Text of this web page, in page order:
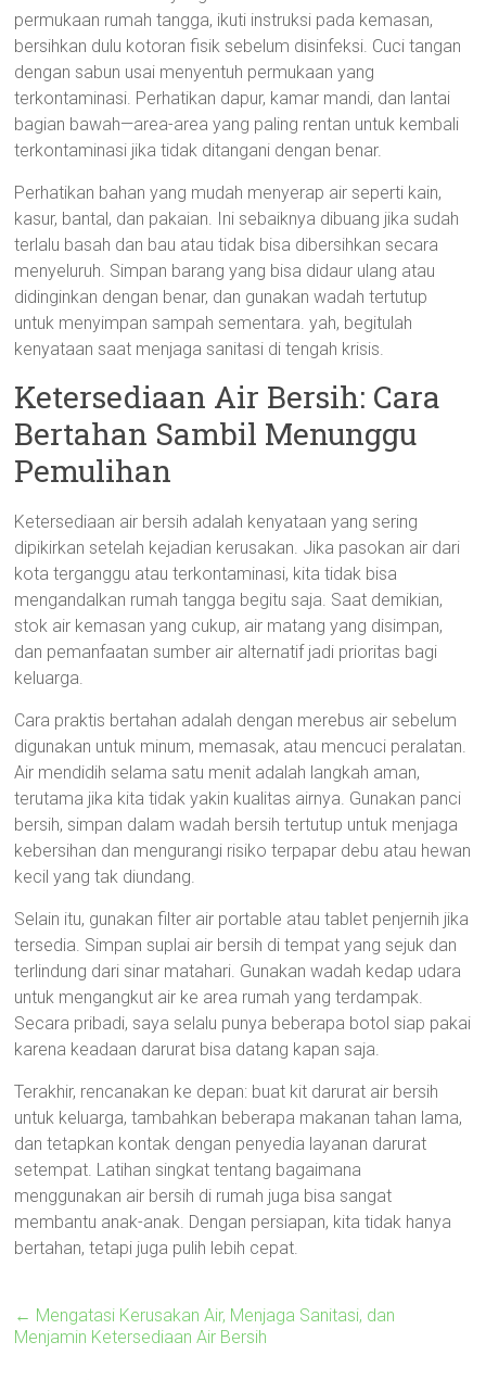
permukaan rumah tangga, ikuti instruksi pada kemasan,
bersihkan dulu kotoran fisik sebelum disinfeksi. Cuci tangan
dengan sabun usai menyentuh permukaan yang
terkontaminasi. Perhatikan dapur, kamar mandi, dan lantai
bagian bawah—area-area yang paling rentan untuk kembali
terkontaminasi jika tidak ditangani dengan benar.
Perhatikan bahan yang mudah menyerap air seperti kain,
kasur, bantal, dan pakaian. Ini sebaiknya dibuang jika sudah
terlalu basah dan bau atau tidak bisa dibersihkan secara
menyeluruh. Simpan barang yang bisa didaur ulang atau
didinginkan dengan benar, dan gunakan wadah tertutup
untuk menyimpan sampah sementara. yah, begitulah
kenyataan saat menjaga sanitasi di tengah krisis.
Ketersediaan Air Bersih: Cara
Bertahan Sambil Menunggu
Pemulihan
Ketersediaan air bersih adalah kenyataan yang sering
dipikirkan setelah kejadian kerusakan. Jika pasokan air dari
kota terganggu atau terkontaminasi, kita tidak bisa
mengandalkan rumah tangga begitu saja. Saat demikian,
stok air kemasan yang cukup, air matang yang disimpan,
dan pemanfaatan sumber air alternatif jadi prioritas bagi
keluarga.
Cara praktis bertahan adalah dengan merebus air sebelum
digunakan untuk minum, memasak, atau mencuci peralatan.
Air mendidih selama satu menit adalah langkah aman,
terutama jika kita tidak yakin kualitas airnya. Gunakan panci
bersih, simpan dalam wadah bersih tertutup untuk menjaga
kebersihan dan mengurangi risiko terpapar debu atau hewan
kecil yang tak diundang.
Selain itu, gunakan filter air portable atau tablet penjernih jika
tersedia. Simpan suplai air bersih di tempat yang sejuk dan
terlindung dari sinar matahari. Gunakan wadah kedap udara
untuk mengangkut air ke area rumah yang terdampak.
Secara pribadi, saya selalu punya beberapa botol siap pakai
karena keadaan darurat bisa datang kapan saja.
Terakhir, rencanakan ke depan: buat kit darurat air bersih
untuk keluarga, tambahkan beberapa makanan tahan lama,
dan tetapkan kontak dengan penyedia layanan darurat
setempat. Latihan singkat tentang bagaimana
menggunakan air bersih di rumah juga bisa sangat
membantu anak-anak. Dengan persiapan, kita tidak hanya
bertahan, tetapi juga pulih lebih cepat.
← Mengatasi Kerusakan Air, Menjaga Sanitasi, dan
Menjamin Ketersediaan Air Bersih